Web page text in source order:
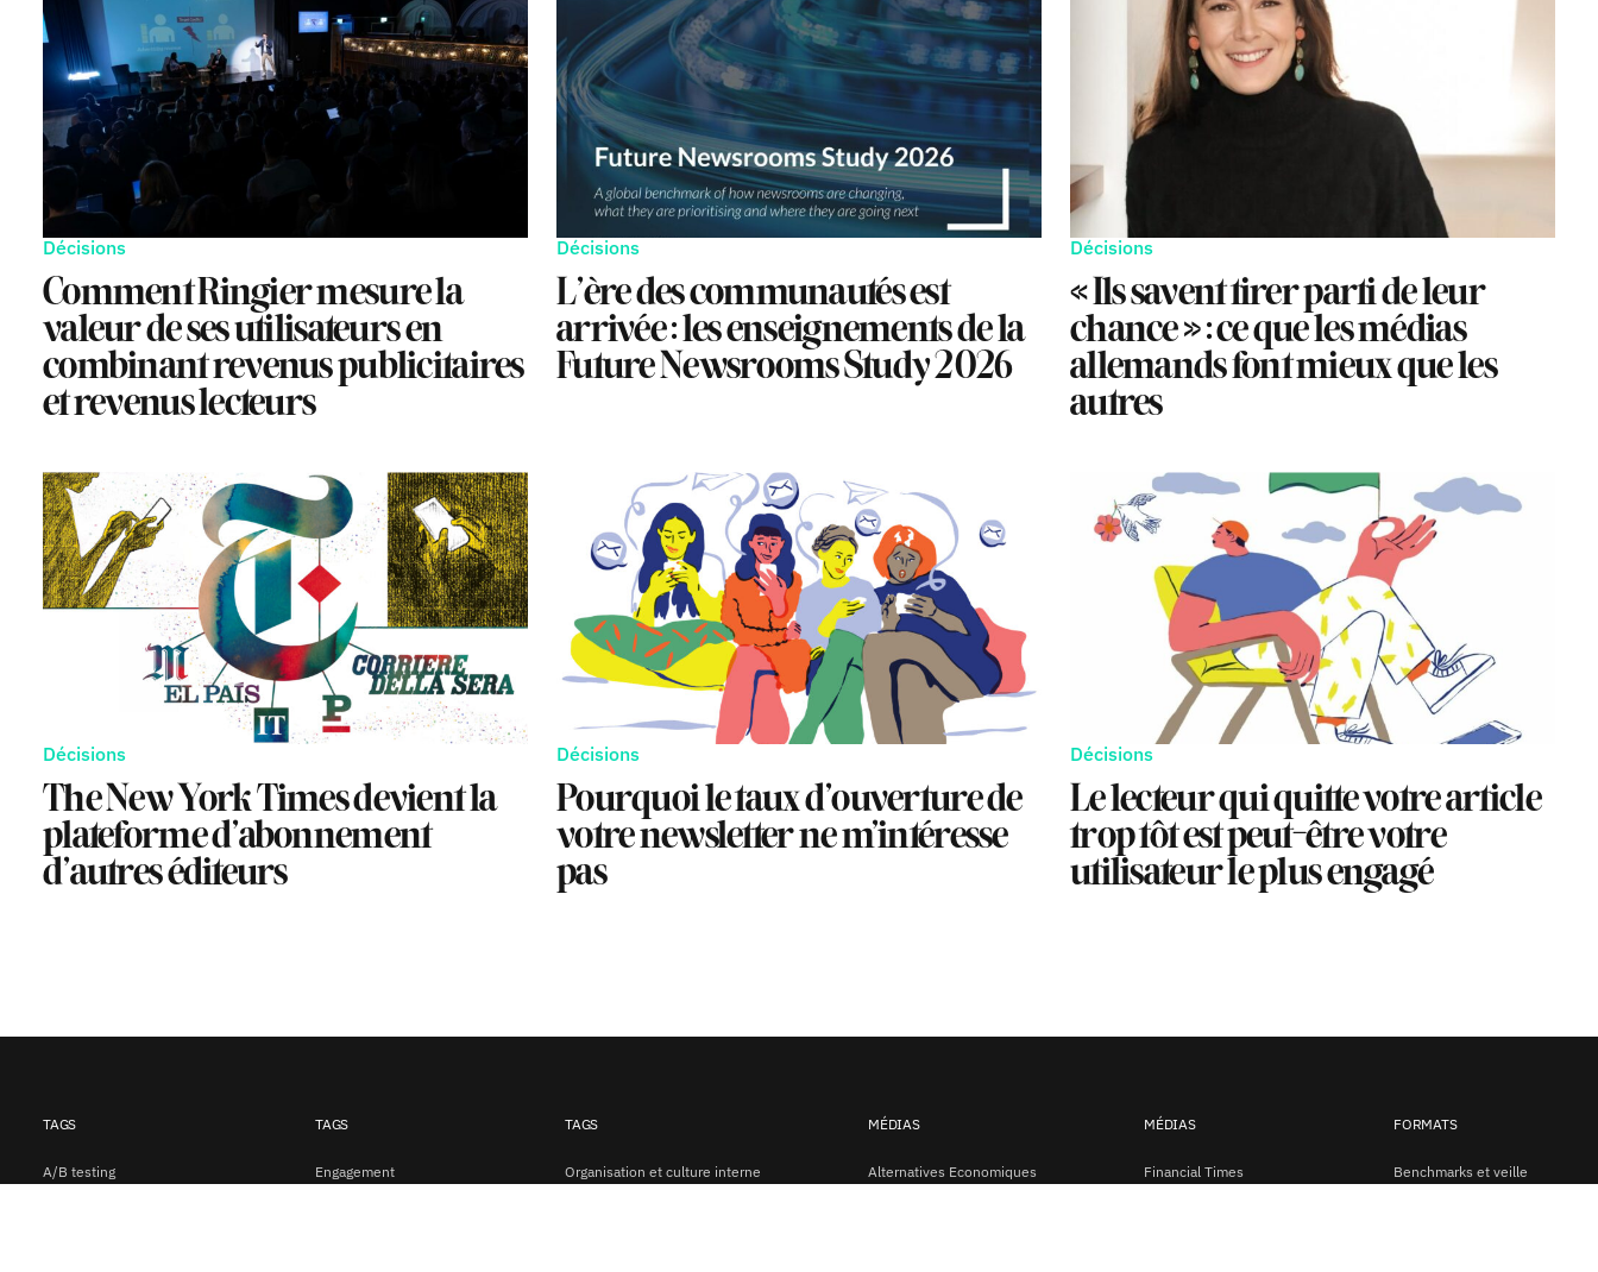
Décisions
Comment Ringier mesure la
valeur de ses utilisateurs en
combinant revenus publicitaires
et revenus lecteurs
Décisions
L’ère des communautés est
arrivée : les enseignements de la
Future Newsrooms Study 2026
Décisions
« Ils savent tirer parti de leur
chance » : ce que les médias
allemands font mieux que les
autres
Décisions
The New York Times devient la
plateforme d’abonnement
d’autres éditeurs
Décisions
Pourquoi le taux d’ouverture de
votre newsletter ne m’intéresse
pas
Décisions
Le lecteur qui quitte votre article
trop tôt est peut-être votre
utilisateur le plus engagé
TAGS
A/B testing
TAGS
Engagement
TAGS
Organisation et culture interne
MÉDIAS
Alternatives Economiques
MÉDIAS
Financial Times
FORMATS
Benchmarks et veille